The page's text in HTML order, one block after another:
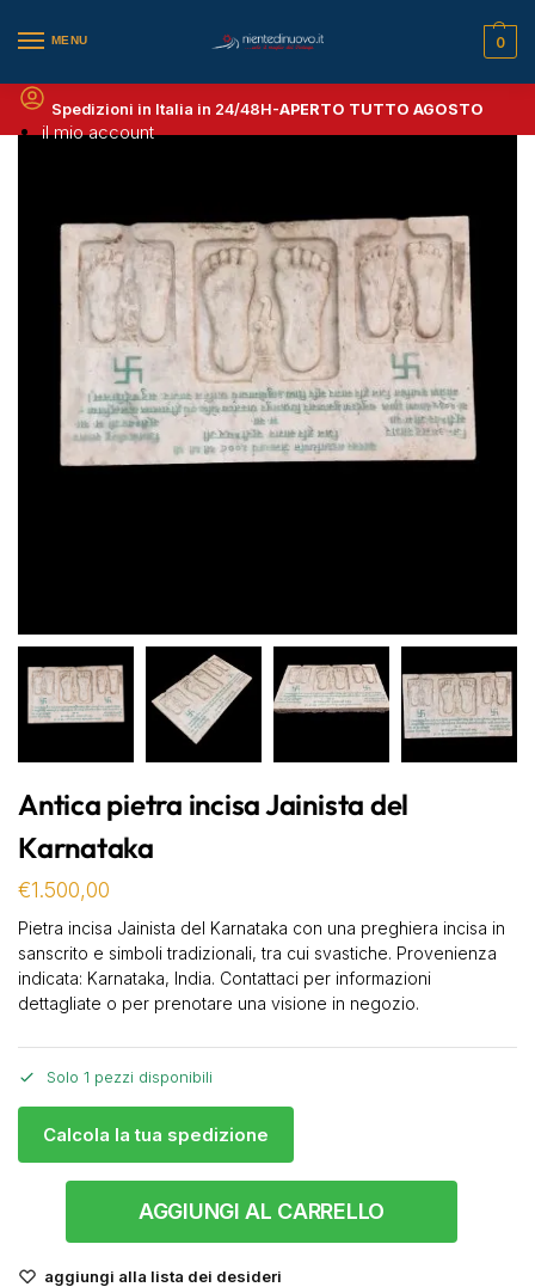
MENU
il mio account
0
Spedizioni in Italia in 24/48H-APERTO TUTTO AGOSTO
Antica pietra incisa Jainista del
Karnataka
€1.500,00
Pietra incisa Jainista del Karnataka con una preghiera incisa in
sanscrito e simboli tradizionali, tra cui svastiche. Provenienza
indicata: Karnataka, India. Contattaci per informazioni
dettagliate o per prenotare una visione in negozio.
Solo 1 pezzi disponibili
Calcola la tua spedizione
AGGIUNGI AL CARRELLO
aggiungi alla lista dei desideri